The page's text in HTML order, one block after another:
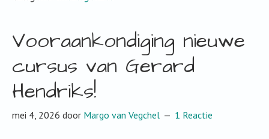
Vooraankondiging nieuwe
cursus van Gerard
Hendriks!
mei 4, 2026 door Margo van Vegchel 1 Reactie